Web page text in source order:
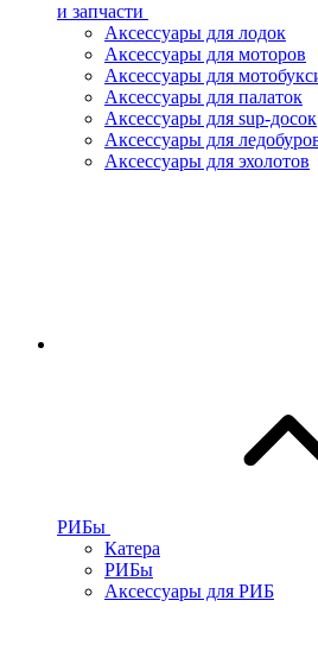
и запчасти
Аксессуары для лодок
Аксессуары для моторов
Аксессуары для
Аксессуары для палаток
Аксессуары для sup-досок
Аксессуары для
Аксессуары для эхолотов
РИБы
Катера
РИБы
Аксессуары для РИБ